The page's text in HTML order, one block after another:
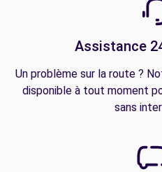
Assistance
Un problème sur la route ?
disponible à tout moment
sans